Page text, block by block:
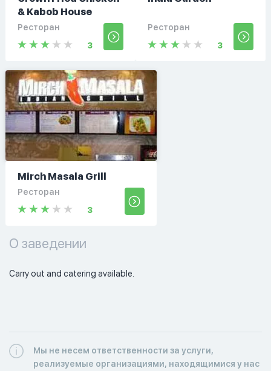
& Kabob House
Ресторан
3
Ресторан
3
Mirch Masala Grill
Ресторан
3
О заведении
Carry out and catering available.
Мы не несем ответственности за услуги,
реализуемые организациями, находящимися у нас